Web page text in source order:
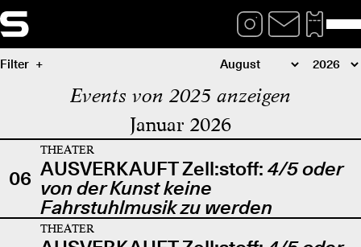
Filter
Events von 2025 anzeigen
Januar 2026
06
THEATER
AUSVERKAUFT Zell:stoff: 4/5 oder
von der Kunst keine
Fahrstuhlmusik zu werden
THEATER